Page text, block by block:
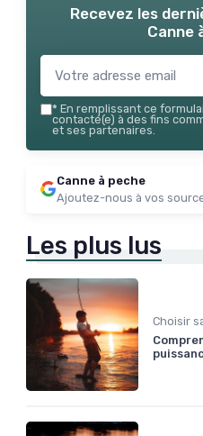
Recevez les
Canne
* En remplissant ce
contacté(e) à des fins
et ses partenaires.
Canne à peche
Ajoutez-nous à vos
Les plus lus